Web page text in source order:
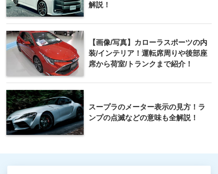
解説！
【画像/写真】カローラスポーツの内
装/インテリア！運転席周りや後部座
席から荷室/トランクまで紹介！
スープラのメーター表示の見方！ラ
ンプの点滅などの意味も全解説！